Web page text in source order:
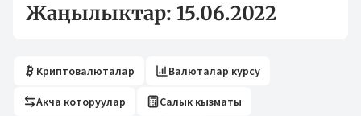
Жаңылыктар: 15.06.2022
Криптовалюталар Валюталар курсу
Акча которуулар Салык кызматы